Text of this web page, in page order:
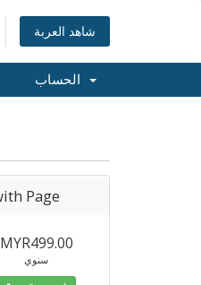
شاهد العربة
Page
MYR499.00
سنوي